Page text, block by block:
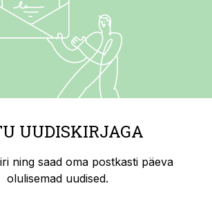
UUDISKIRJAGA
ning saad oma postkasti päeva
olulisemad uudised.